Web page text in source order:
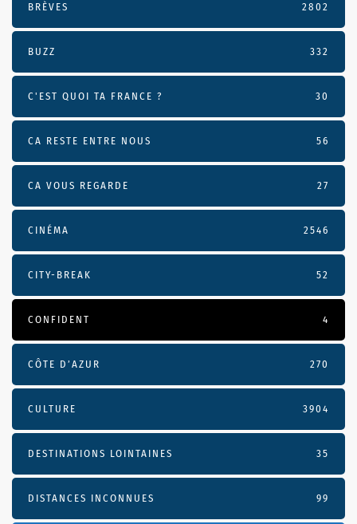
BRÈVES 2802
BUZZ 332
C'EST QUOI TA FRANCE ? 30
CA RESTE ENTRE NOUS 56
CA VOUS REGARDE 27
CINÉMA 2546
CITY-BREAK 52
CONFIDENT 4
CÔTE D’AZUR 270
CULTURE 3904
DESTINATIONS LOINTAINES 35
DISTANCES INCONNUES 99